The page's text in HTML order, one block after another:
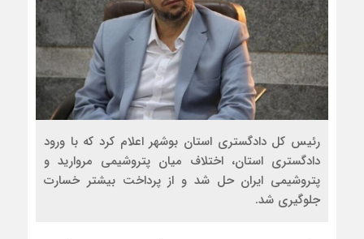
رئیس کل دادگستری استان بوشهر اعلام کرد که با ورود
دادگستری استان، اختلاف میان پتروشیمی مروارید و
پتروشیمی ایران حل شد و از پرداخت بیشتر خسارت
جلوگیری شد.